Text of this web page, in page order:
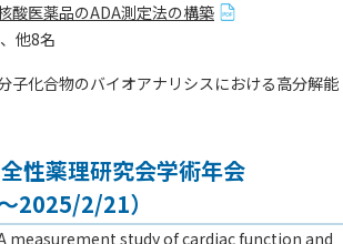
酸医薬品のADA測定法の構築
他8名
子化合物のバイオアナリシスにおける高分解能
性薬理研究会学術年会
2025/2/21）
measurement study of cardiac function and